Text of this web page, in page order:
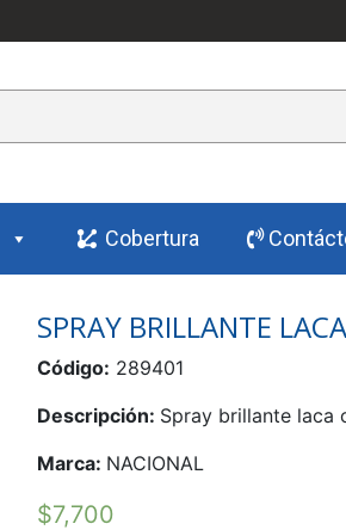
Cobertura
SPRAY BRILLANTE
Código: 289401
Descripción: Spray brillante laca
Marca: NACIONAL
$7,700